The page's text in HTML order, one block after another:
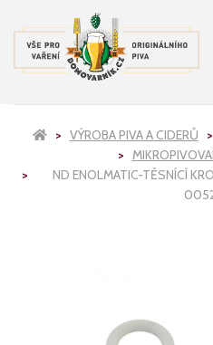
VÝROBA PIVA A CIDERŮ
ND ENOLMATIC-TĚSNÍCÍ